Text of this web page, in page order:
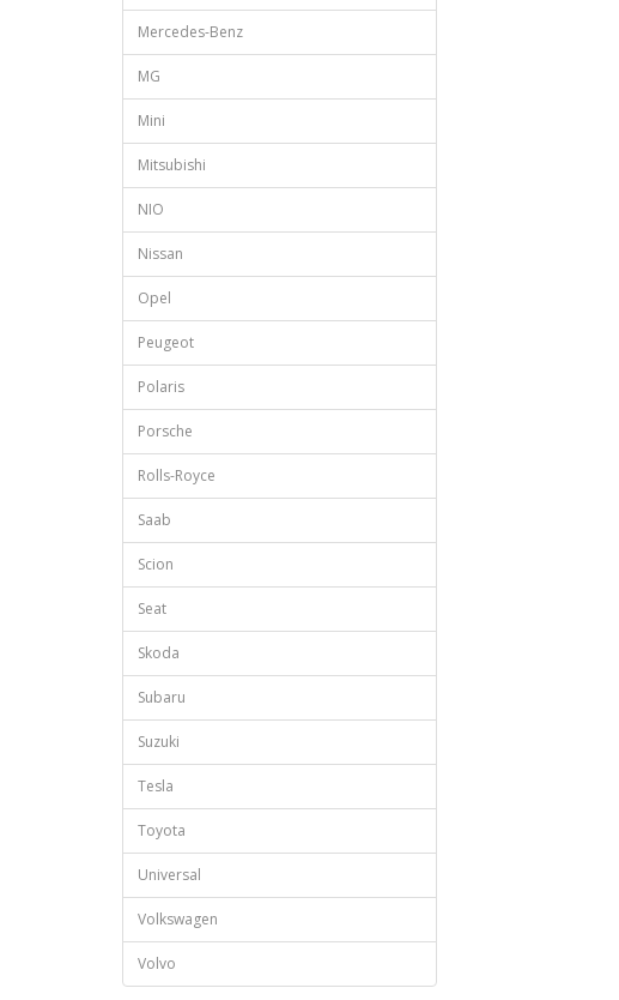
Mercedes-Benz
MG
Mini
Mitsubishi
NIO
Nissan
Opel
Peugeot
Polaris
Porsche
Rolls-Royce
Saab
Scion
Seat
Skoda
Subaru
Suzuki
Tesla
Toyota
Universal
Volkswagen
Volvo